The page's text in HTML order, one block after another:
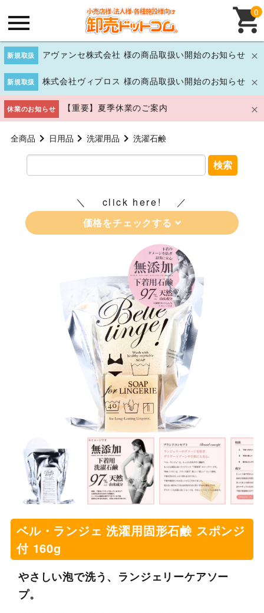
新規取扱 アヴァンセ株式会社 様の商品取扱い開始のお知らせ
新規取扱 株式会社ヴィプロス 様の商品取扱い開始のお知らせ
休業のお知らせ 【重要】夏季休業のご案内
0
全商品 日用品 洗濯用品 洗濯石鹸
検索
click here!
価格をチェックする
ベル・ランジェ 洗濯用固形石鹸 スポンジ
付 160g
やさしい泡で洗う、ランジェリーケアソー
プ。